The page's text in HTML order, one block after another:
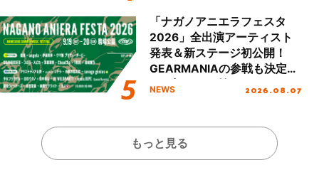
「ナガノアニエラフェスタ
2026」全出演アーティスト
発表＆新ステージ初公開！
GEARMANIAの参戦も決定
し、初となる第3ステージの
NEWS 2026.08.07
もっと見る